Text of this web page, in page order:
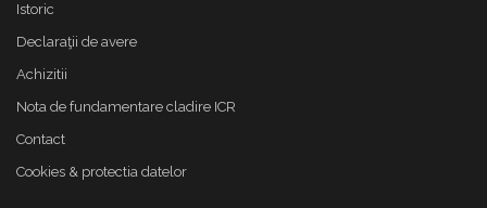
Istoric
Declaraţii de avere
Achizitii
Nota de fundamentare cladire ICR
Contact
Cookies & protectia datelor